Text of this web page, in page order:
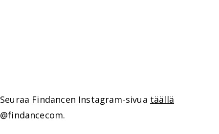
Seuraa Findancen Instagram-sivua täällä
@findancecom.